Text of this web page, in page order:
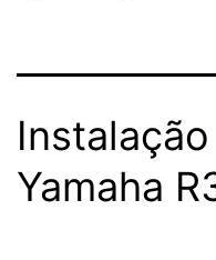
Yamaha